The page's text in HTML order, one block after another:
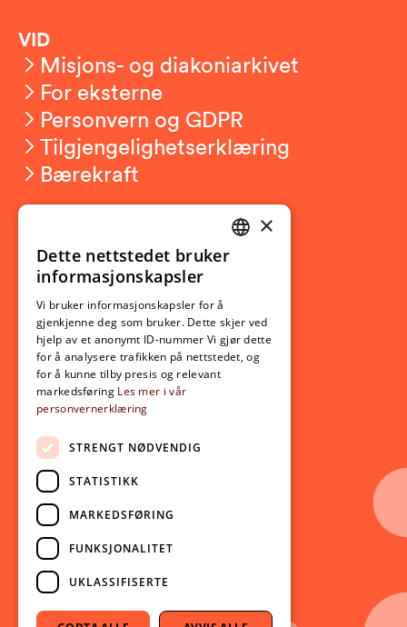
VID
Misjons- og diakoniarkivet
For eksterne
Personvern og GDPR
Tilgjengelighetserklæring
Bærekraft
Ny student
Utveksling
Opptak
Lov- og regelverk
Aktuelt
Nyheter
Arrangementer
Nyhetsbrev
Ledige stillinger
Følg oss på sosiale medier:
Facebook
Instagram
Youtube
NORWEGIAN
×
Dette nettstedet bruker
informasjonskapsler
Vi bruker informasjonskapsler for å
gjenkjenne deg som bruker. Dette skjer ved
hjelp av et anonymt ID-nummer Vi gjør dette
for å analysere trafikken på nettstedet, og
for å kunne tilby presis og relevant
markedsføring Les mer i vår
personvernerklæring
STRENGT NØDVENDIG
STATISTIKK
MARKEDSFØRING
FUNKSJONALITET
UKLASSIFISERTE